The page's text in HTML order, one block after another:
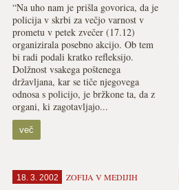
“Na uho nam je prišla govorica, da je
policija v skrbi za večjo varnost v
prometu v petek zvečer (17.12)
organizirala posebno akcijo. Ob tem
bi radi podali kratko refleksijo.
Dolžnost vsakega poštenega
državljana, kar se tiče njegovega
odnosa s policijo, je bržkone ta, da z
organi, ki zagotavljajo...
več
18. 3. 2002 ZOFIJA V MEDIJIH